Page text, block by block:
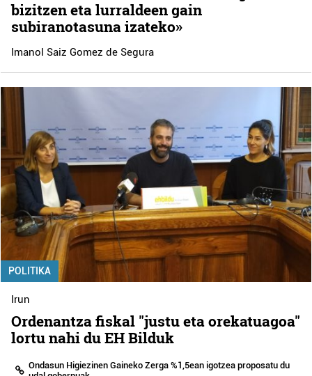
bizitzen eta lurraldeen gain
subiranotasuna izateko»
Imanol Saiz Gomez de Segura
POLITIKA
Irun
Ordenantza fiskal "justu eta orekatuagoa"
lortu nahi du EH Bilduk
Ondasun Higiezinen Gaineko Zerga %1,5ean igotzea proposatu du